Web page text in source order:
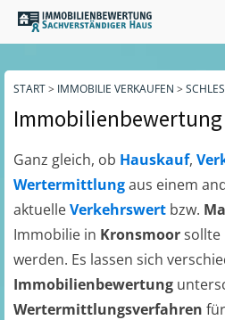
START> IMMOBILIE VERKAUFEN >
Immobilienbewertung
Ganz gleich, ob Hauskauf,
Wertermittlungaus einem
aktuelleVerkehrswert bzw.
Immobilie in Kronsmoorsollte
werden. Es lassen sich
Immobilienbewertung
Wertermittlungsverfahren